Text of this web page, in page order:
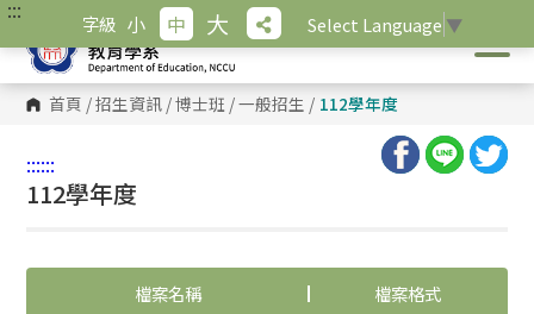
跳
主
內
容
::: 字級 小 中 大 Select Language ▼
首頁 /招生資訊 /博士班 /一般招生 / 112學年度
::::::
112學年度
檔案名稱 檔案格式